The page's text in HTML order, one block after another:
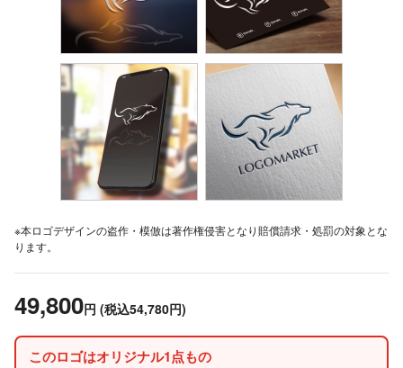
※本ロゴデザインの盗作・模倣は著作権侵害となり賠償請求・処罰の対象とな
ります。
49,800円 (税込54,780円)
このロゴはオリジナル1点もの